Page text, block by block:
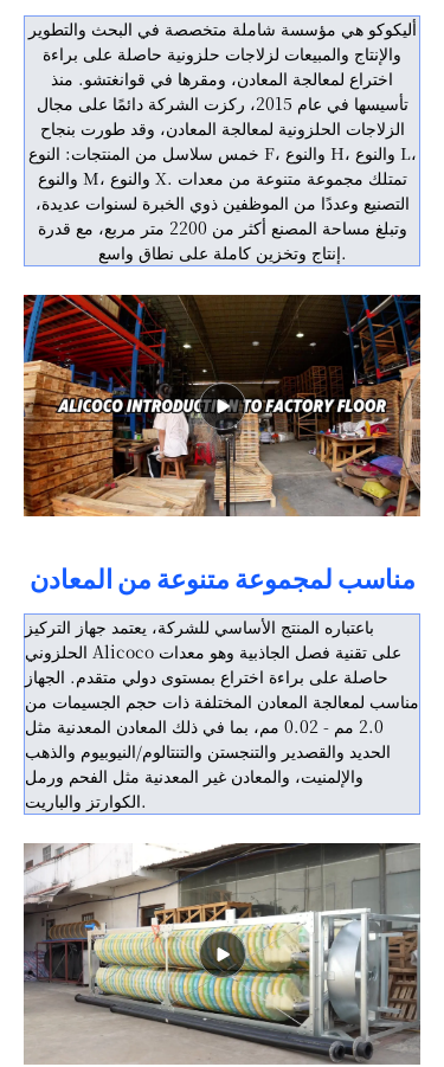
أليكوكو هي مؤسسة شاملة متخصصة في البحث والتطوير
والإنتاج والمبيعات لزلاجات حلزونية حاصلة على براءة
اختراع لمعالجة المعادن، ومقرها في قوانغتشو. منذ
تأسيسها في عام 2015، ركزت الشركة دائمًا على مجال
الزلاجات الحلزونية لمعالجة المعادن، وقد طورت بنجاح
خمس سلاسل من المنتجات: النوع F، والنوع H، والنوع L،
والنوع M، والنوع X. تمتلك مجموعة متنوعة من معدات
التصنيع وعددًا من الموظفين ذوي الخبرة لسنوات عديدة،
وتبلغ مساحة المصنع أكثر من 2200 متر مربع، مع قدرة
إنتاج وتخزين كاملة على نطاق واسع.
مناسب لمجموعة متنوعة من المعادن
باعتباره المنتج الأساسي للشركة، يعتمد جهاز التركيز
الحلزوني Alicoco على تقنية فصل الجاذبية وهو معدات
حاصلة على براءة اختراع بمستوى دولي متقدم. الجهاز
مناسب لمعالجة المعادن المختلفة ذات حجم الجسيمات من
2.0 مم - 0.02 مم، بما في ذلك المعادن المعدنية مثل
الحديد والقصدير والتنجستن والتنتالوم/النيوبيوم والذهب
والإلمنيت، والمعادن غير المعدنية مثل الفحم ورمل
الكوارتز والباريت.